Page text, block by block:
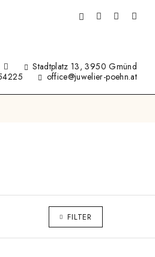
Stadtplatz 13, 3950 Gmünd
office@juwelier-poehn.at
FILTER